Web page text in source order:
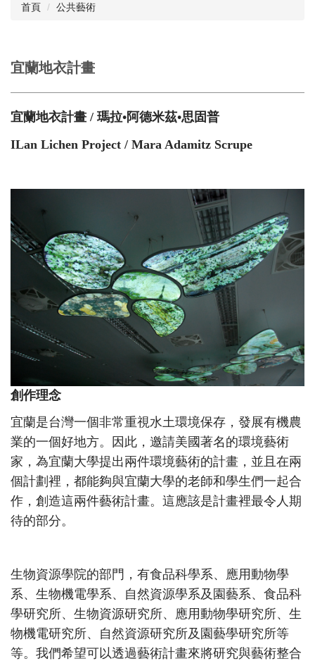
首頁 公共藝術
宜蘭地衣計畫
宜蘭地衣計畫 / 瑪拉•阿德米茲•思固普
ILan Lichen Project / Mara Adamitz Scrupe
創作理念
宜蘭是台灣一個非常重視水土環境保存，發展有機農
業的一個好地方。因此，邀請美國著名的環境藝術
家，為宜蘭大學提出兩件環境藝術的計畫，並且在兩
個計劃裡，都能夠與宜蘭大學的老師和學生們一起合
作，創造這兩件藝術計畫。這應該是計畫裡最令人期
待的部分。
生物資源學院的部門，有食品科學系、應用動物學
系、生物機電學系、自然資源學系及園藝系、食品科
學研究所、生物資源研究所、應用動物學研究所、生
物機電研究所、自然資源研究所及園藝學研究所等
等。我們希望可以透過藝術計畫來將研究與藝術整合